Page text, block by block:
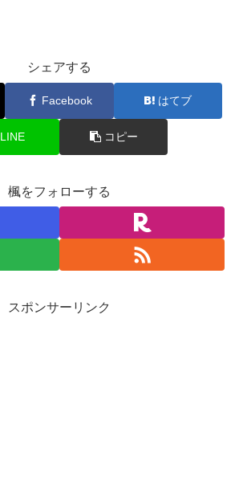
シェアする
Facebook はてブ
LINE コピー
楓をフォローする
スポンサーリンク